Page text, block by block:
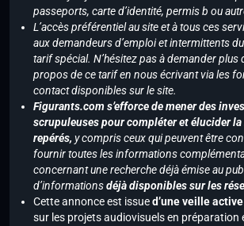
passeports, carte d’identité, permis b ou
L’accès préférentiel au site et à tous ces
aux demandeurs d’emploi et intermittents
tarif spécial. N’hésitez pas à demander plus
propos de ce tarif en nous écrivant via les
contact disponibles sur le site.
Figurants.com s’efforce de mener des
scrupuleuses pour compléter et élucider
repérés, y compris ceux qui peuvent être
fournir toutes les informations
concernant une recherche déjà émise au
d’informationsdéjà disponibles sur les
Cette annonce est issued’une veille
sur les projets audiovisuels en préparation